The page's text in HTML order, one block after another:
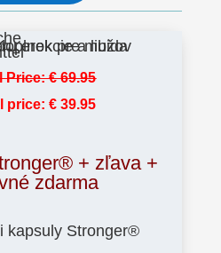
Price:€69.95
price:€39.95
+ zľava +
zdarma
kapsuly Stronger®